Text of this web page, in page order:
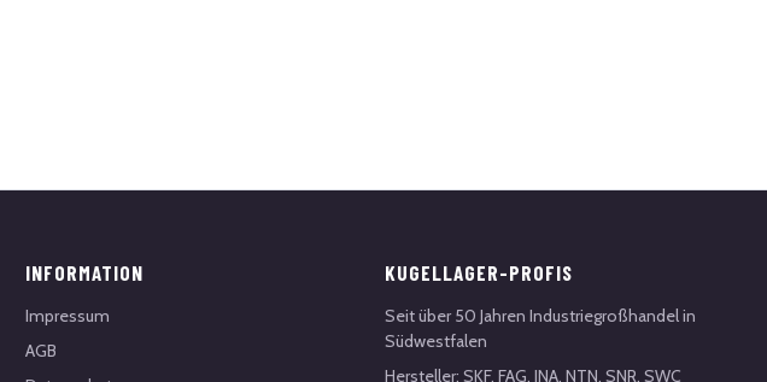
INFORMATION
Impressum
AGB
KUGELLAGER-PROFIS
Seit über 50 Jahren Industriegroßhandel in
Südwestfalen
Hersteller: SKF, FAG, INA, NTN, SNR, SWC